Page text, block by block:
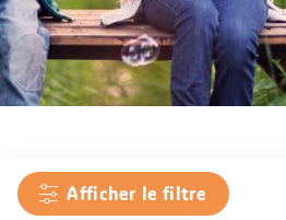
Afficher le filtre